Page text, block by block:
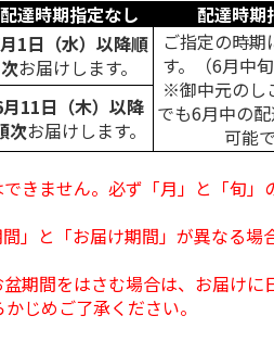
＜お中元＞江戸日本
4.0（1）
2,000円
(送料・税込)
＜お中元＞ななこ
4.5 （2）
2,160円
(送料・税込)
配達時期指定なし
配達時期
1日（水）以降順
次お届けします。
ご指定の時期
す。（6月中
※御中元のし
でも6月中の
可能で
11日（木）以降
次お届けします。
きません。必ず「月」と「旬」
」と「お届け期間」が異なる場
期間をはさむ場合は、お届けに
かじめご了承ください。